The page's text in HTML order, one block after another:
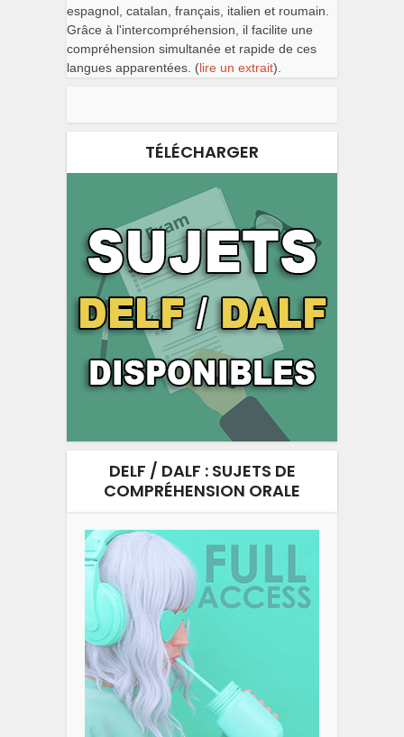
espagnol, catalan, français, italien et roumain.
Grâce à l'intercompréhension, il facilite une
compréhension simultanée et rapide de ces
langues apparentées. (lire un extrait).
TÉLÉCHARGER
DELF / DALF : SUJETS DE
COMPRÉHENSION ORALE